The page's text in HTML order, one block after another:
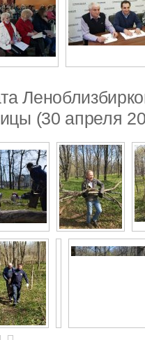
(30 апреля